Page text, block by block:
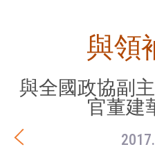
與領
與全國政協副
官董建